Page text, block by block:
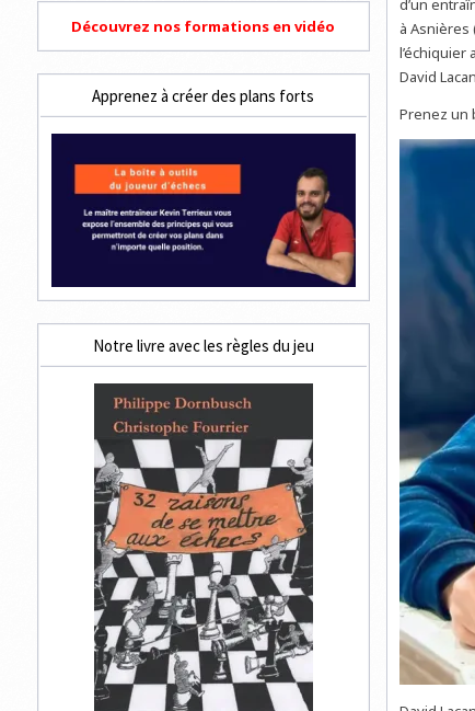
d’un
à
l’échiquier
David
Prenez un
Découvrez nos formations en vidéo
Apprenez à créer des plans forts
Notre livre avec les règles du jeu